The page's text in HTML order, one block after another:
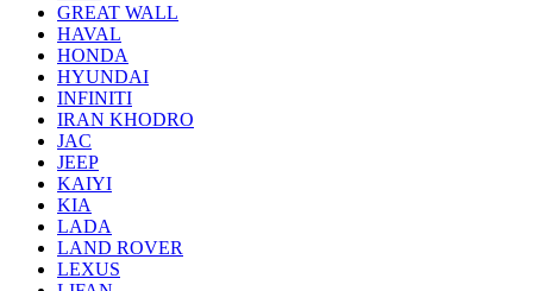
GREAT WALL
HAVAL
HONDA
HYUNDAI
INFINITI
IRAN KHODRO
JAC
JEEP
KAIYI
KIA
LADA
LAND ROVER
LEXUS